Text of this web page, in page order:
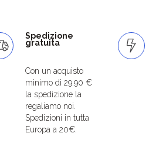
Spedizione
gratuita
Con un acquisto
minimo di 29.90 €
la spedizione la
regaliamo noi.
Spedizioni in tutta
Europa a 20€.